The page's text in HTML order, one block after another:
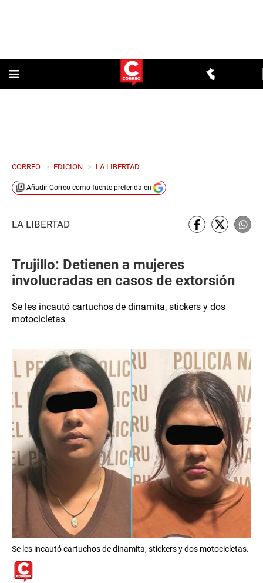
CORREO > EDICION > LA LIBERTAD
Añadir Correo como fuente preferida en
LA LIBERTAD
Trujillo: Detienen a mujeres
involucradas en casos de extorsión
Se les incautó cartuchos de dinamita, stickers y dos
motocicletas
Se les incautó cartuchos de dinamita, stickers y dos motocicletas.